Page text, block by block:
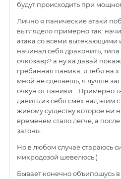
будут происходить при
Лично я панические атаки
выглядело примерно так:
атака со всеми вытекающими
начинал себя драконить, типа
очкозавр? а ну ка давай
грёбанная паника, я тебя на
мной не сделаешь, я лучше
очкун от паники... Примерно
давить из себя смех над этим
живому существу которое ни
временем стало легче, а
загоны.
Но в любом случае стараюсь
микродозой шевелюсь.)
Бывает конечно объипошусь